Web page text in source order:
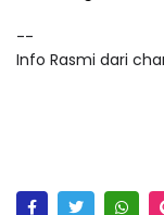
--
Info Rasmi dari